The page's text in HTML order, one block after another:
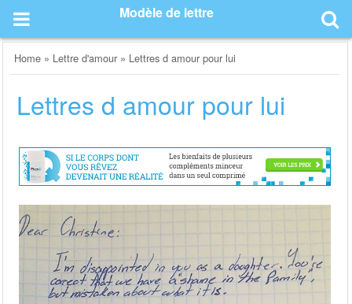
content
Modèle de lettre
Home » Lettre d'amour » Lettres d amour pour lui
Lettres d amour pour lui